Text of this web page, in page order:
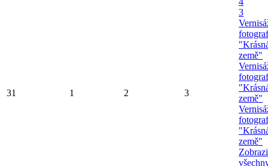
31 1 2 3
3
země"
země"
země"